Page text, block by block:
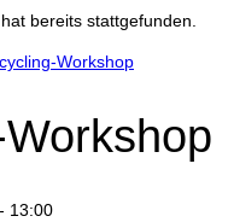
bereits stattgefunden.
- 13:00